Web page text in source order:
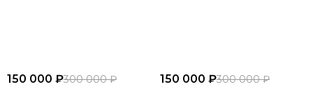
150 000 ₽300 000 ₽
150 000 ₽300 000 ₽